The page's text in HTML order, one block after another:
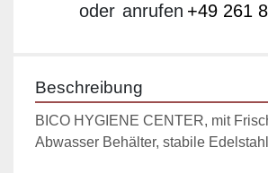
oder anrufen +49 261
Beschreibung
BICO HYGIENE CENTER, mit
Abwasser Behälter, stabile